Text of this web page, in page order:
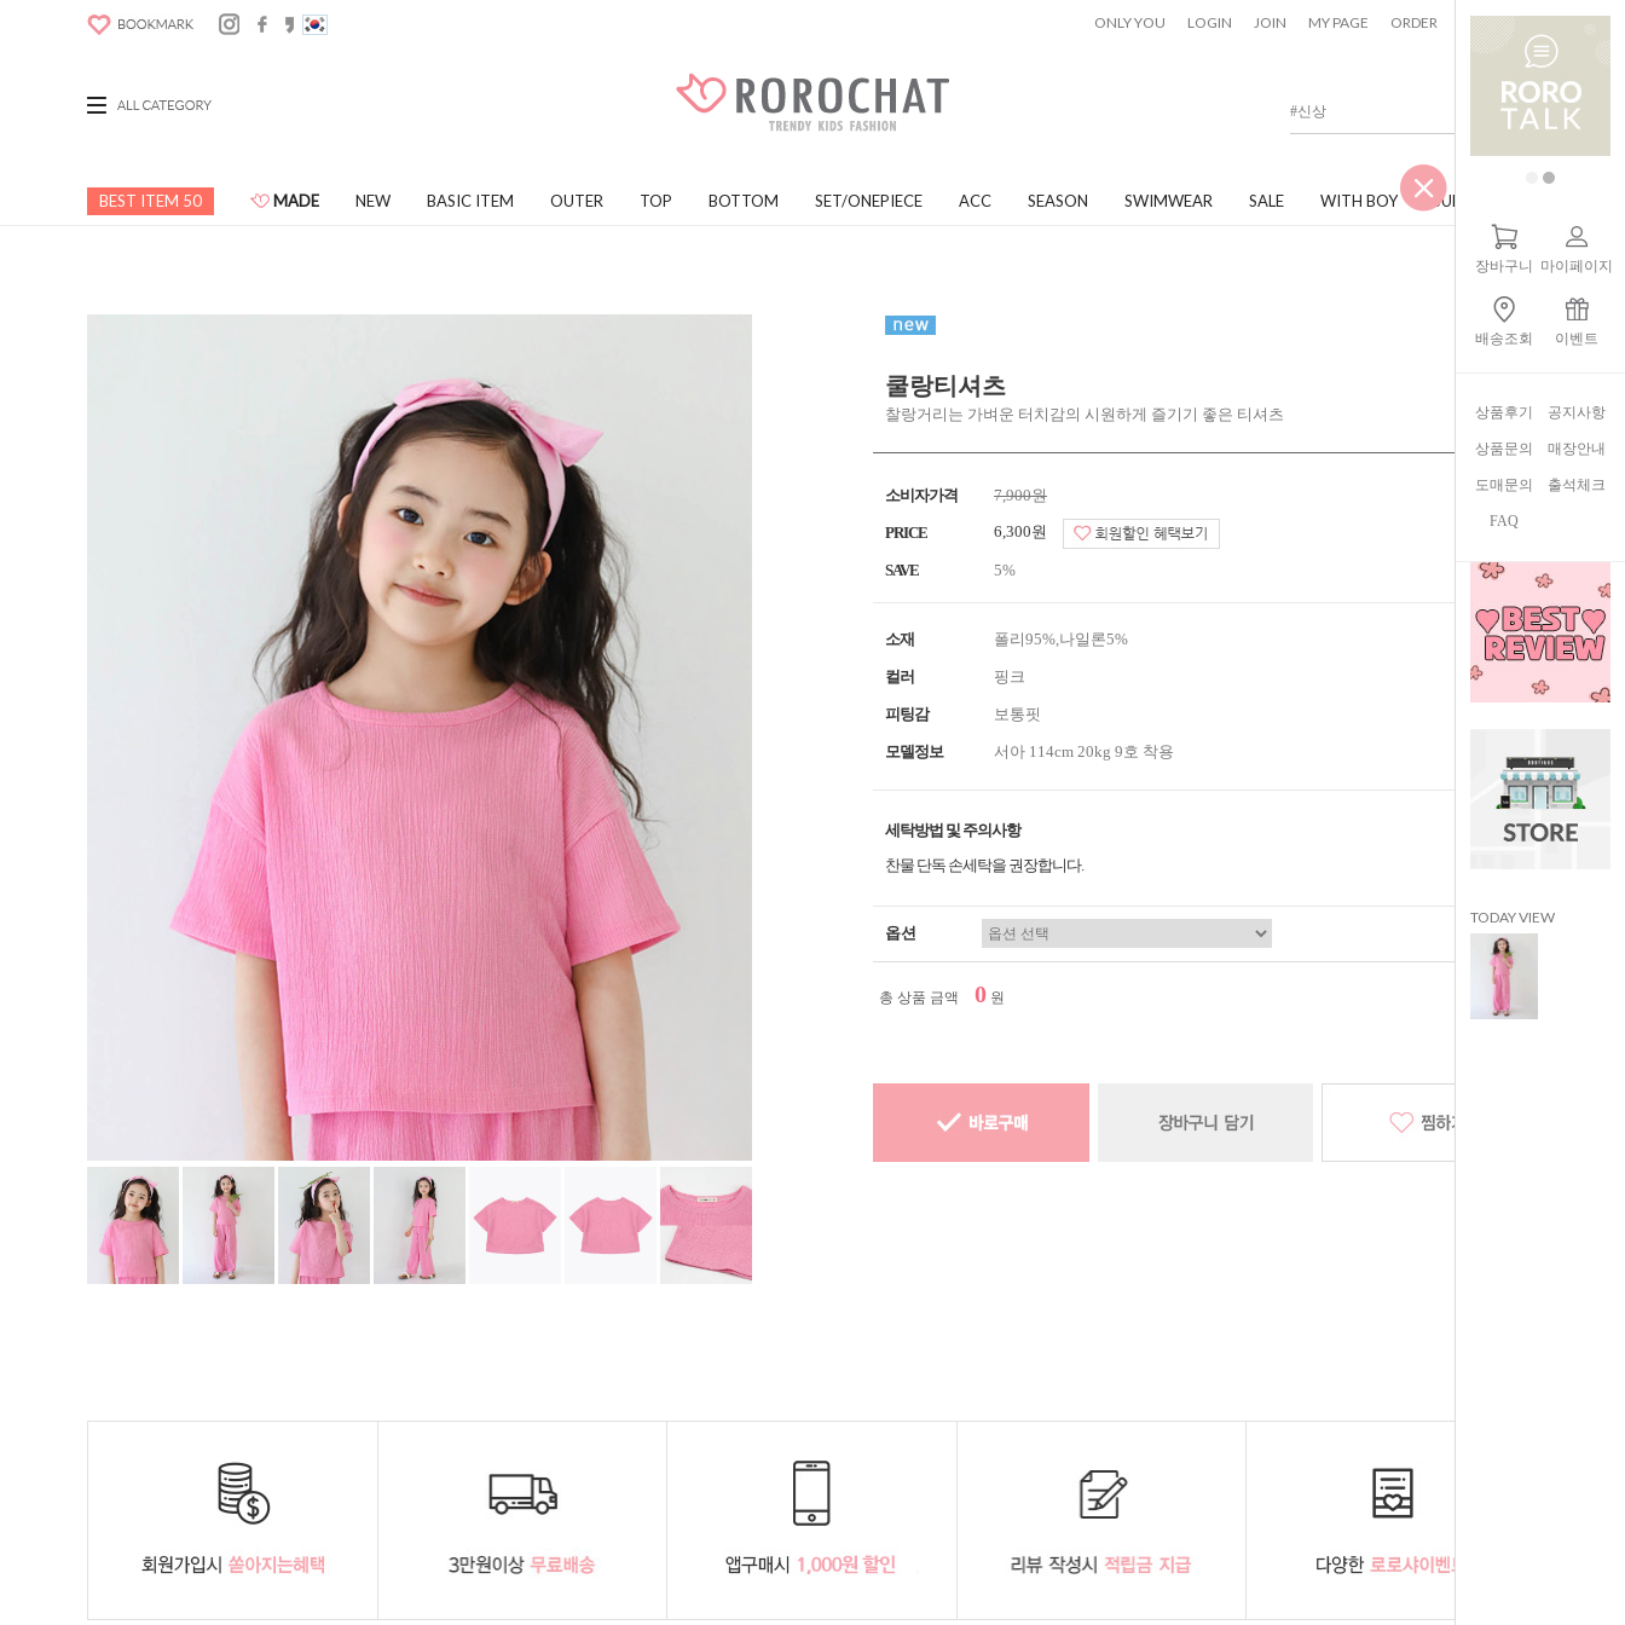
ONLY YOU LOGIN JOIN MY PAGE ORDER CART 0
BEST ITEM 50 MADE NEW BASIC ITEM OUTER TOP BOTTOM SET/ONEPIECE ACC SEASON SWIMWEAR SALE WITH BOY JUNIOR
장바구니 마이페이지
배송조회 이벤트
상품후기 공지사항
상품문의 매장안내
도매문의 출석체크
FAQ
TODAY VIEW
쿨랑티셔츠
찰랑거리는 가벼운 터치감의 시원하게 즐기기 좋은 티셔츠
소비자가격 7,900원
PRICE 6,300원
SAVE 5%
소재 폴리95%,나일론5%
컬러 핑크
피팅감 보통핏
모델정보 서아 114cm 20kg 9호 착용
세탁방법 및 주의사항
찬물 단독 손세탁을 권장합니다.
옵션
총 상품 금액 0 원